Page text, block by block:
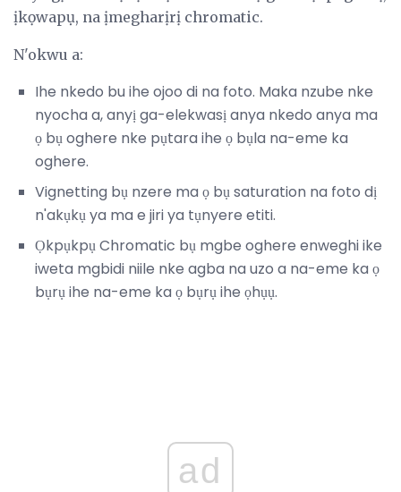
ịkọwapụ, na ịmegharịrị chromatic.
N'okwu a:
Ihe nkedo bu ihe ojoo di na foto. Maka nzube nke
nyocha a, anyị ga-elekwasị anya nkedo anya ma
ọ bụ oghere nke pụtara ihe ọ bụla na-eme ka
oghere.
Vignetting bụ nzere ma ọ bụ saturation na foto dị
n'akụkụ ya ma e jiri ya tụnyere etiti.
Ọkpụkpụ Chromatic bụ mgbe oghere enweghi ike
iweta mgbidi niile nke agba na uzo a na-eme ka ọ
bụrụ ihe na-eme ka ọ bụrụ ihe ọhụụ.
ad